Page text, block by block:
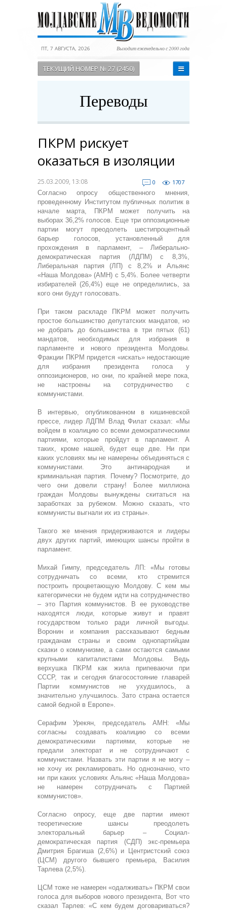
ПТ, 7 АВГУСТА, 2026 Выходит еженедельно с 2000 года
ТЕКУЩИЙ НОМЕР № 27 (2450)
Переводы
ПКРМ рискует
оказаться в изоляции
25.03.2009, 13:08 0
1707
Согласно опросу общественного мнения,
проведенному Институтом публичных политик в
начале марта, ПКРМ может получить на
выборах 36,2% голосов. Еще три оппозиционные
партии могут преодолеть шестипроцентный
барьер голосов, установленный для
прохождения в парламент, – Либерально-
демократическая партия (ЛДПМ) с 8,3%,
Либеральная партия (ЛП) с 8,2% и Альянс
«Наша Молдова» (АМН) с 5,4%. Более четверти
избирателей (26,4%) еще не определились, за
кого они будут голосовать.
При таком раскладе ПКРМ может получить
простое большинство депутатских мандатов, но
не добрать до большинства в три пятых (61)
мандатов, необходимых для избрания в
парламенте и нового президента Молдовы.
Фракции ПКРМ придется «искать» недостающие
для избрания президента голоса у
оппозиционеров, но они, по крайней мере пока,
не настроены на сотрудничество с
коммунистами.
В интервью, опубликованном в кишиневской
прессе, лидер ЛДПМ Влад Филат сказал: «Мы
войдем в коалицию со всеми демократическими
партиями, которые пройдут в парламент. А
таких, кроме нашей, будет еще две. Ни при
каких условиях мы не намерены объединяться с
коммунистами. Это антинародная и
криминальная партия. Почему? Посмотрите, до
чего они довели страну! Более миллиона
граждан Молдовы вынуждены скитаться на
заработках за рубежом. Можно сказать, что
коммунисты выгнали их из страны».
Такого же мнения придерживаются и лидеры
двух других партий, имеющих шансы пройти в
парламент.
Михай Гимпу, председатель ЛП: «Мы готовы
сотрудничать со всеми, кто стремится
построить процветающую Молдову. С кем мы
категорически не будем идти на сотрудничество
– это Партия коммунистов. В ее руководстве
находятся люди, которые живут и правят
государством только ради личной выгоды.
Воронин и компания рассказывают бедным
гражданам страны и своим однопартийцам
сказки о коммунизме, а сами остаются самыми
крупными капиталистами Молдовы. Ведь
верхушка ПКРМ как жила припеваючи при
СССР, так и сегодня благосостояние главарей
Партии коммунистов не ухудшилось, а
значительно улучшилось. Зато страна остается
самой бедной в Европе».
Серафим Урекян, председатель АМН: «Мы
согласны создавать коалицию со всеми
демократическими партиями, которые не
предали электорат и не сотрудничают с
коммунистами. Назвать эти партии я не могу –
не хочу их рекламировать. Но однозначно, что
ни при каких условиях Альянс «Наша Молдова»
не намерен сотрудничать с Партией
коммунистов».
Согласно опросу, еще две партии имеют
теоретические шансы преодолеть
электоральный барьер – Социал-
демократическая партия (СДП) экс-премьера
Дмитрия Брагиша (2,6%) и Центристский союз
(ЦСМ) другого бывшего премьера, Василия
Тарлева (2,5%).
ЦСМ тоже не намерен «одалживать» ПКРМ свои
голоса для выборов нового президента, Вот что
сказал Тарлев: «С кем будем договариваться?